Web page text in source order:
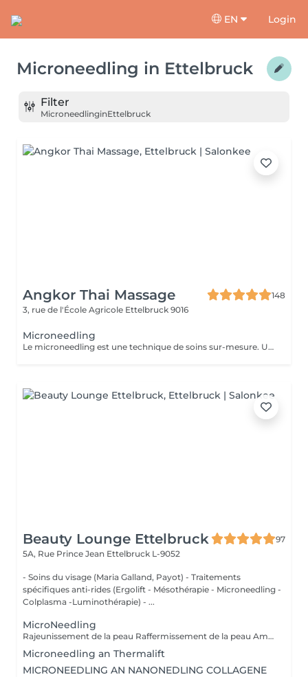
EN Login
Microneedling in Ettelbruck
Filter
MicroneedlinginEttelbruck
Angkor Thai Massage
148
3, rue de l'École Agricole Ettelbruck 9016
Microneedling
Le microneedling est une technique de soins sur-mesure. Un traitement non invasif favorisant la synthèse de collagène et d'élastine par les micro-aiguilles qui stimulent la peau. Le microneedling peut être réalisé sur tout type de peau. Votre peau est régénérée, éclatante, lissée et ferme. Pour des résultats durables et significatifs je vous conseille 3 à 5 séances avec un intervalle de 3-4 semaines entre chaque séance. Puis en entretien 1 séance à chaque changement de saison. Le microneedling vient également combattre les taches pigmentaires, repulper le visage et hydrater profondément les lèvres, lutte contre l'acné et assainit la peau. Cette technique de soin est aussi utilisée pour la repousse capillaire et les sourcils.
Beauty Lounge Ettelbruck
97
5A, Rue Prince Jean Ettelbruck L-9052
- Soins du visage (Maria Galland, Payot) - Traitements
spécifiques anti-rides (Ergolift - Mésothérapie - Microneedling -
Colplasma -Luminothérapie) - ...
MicroNeedling
Rajeunissement de la peau Raffermissement de la peau Amélioration du grqin de pequ Réduction des rides Diminution des pores En cas de Cicatrices
Microneedling an Thermalift
MICRONEEDLING AN NANONEDLING COLLAGENE